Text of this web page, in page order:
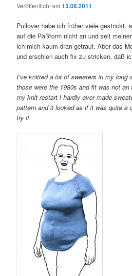
Veröffentlicht am13.08.2011
Pullover habe ich früher viele gestrickt,
auf die Paßform nicht an und seit
ich mich kaum dran getraut. Aber das
und erschien auch fix zu stricken, daß
I’ve knitted a lot of sweaters in my long
those were the 1980s and fit was not
my knit restart I hardly ever made
pattern and it looked as if it was quite a
try it.